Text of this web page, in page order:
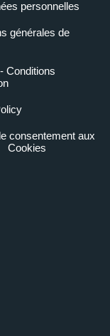
personnelles
générales de
Conditions
consentement aux
Cookies